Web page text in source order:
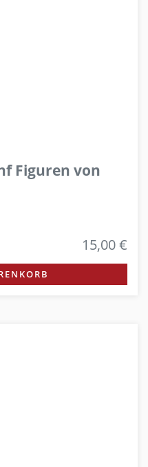
Figuren von
15,00 €